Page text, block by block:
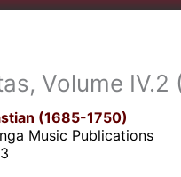
Volume IV.2
(1685-1750)
Music Publications